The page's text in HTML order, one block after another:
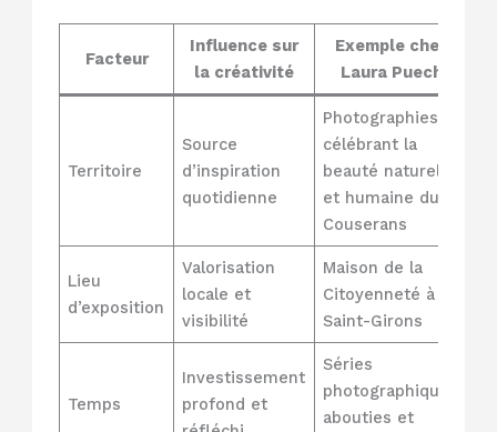
Facteur
Influence sur
la créativité
Exemple chez
Laura Puech
Territoire
Source
d’inspiration
quotidienne
Photographies
célébrant la
beauté naturelle
et humaine du
Couserans
Lieu
d’exposition
Valorisation
locale et
visibilité
Maison de la
Citoyenneté à
Saint-Girons
Temps
Investissement
profond et
Séries
photographiques
abouties et